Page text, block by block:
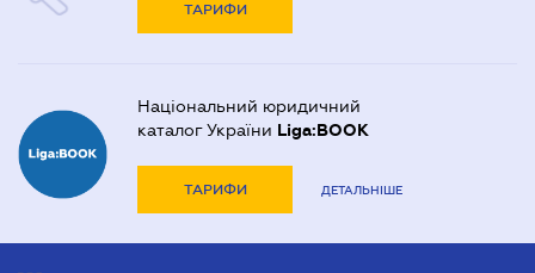
ТАРИФИ
Національний юридичний
каталог України Liga:BOOK
ТАРИФИ ДЕТАЛЬНІШЕ